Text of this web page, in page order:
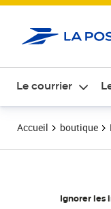
Le courrier
Accueil boutique
Ignorer les